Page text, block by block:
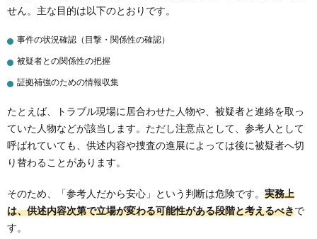
せん。主な目的は以下のとおりです。
事件の状況確認（目撃・関係性の確認）
被疑者との関係性の把握
証拠補強のための情報収集
たとえば、トラブル現場に居合わせた人物や、被疑者と連絡を取っ
ていた人物などが該当します。ただし注意点として、参考人として
呼ばれていても、供述内容や捜査の進展によっては後に被疑者へ切
り替わることがあります。
そのため、「参考人だから安心」という判断は危険です。 実務上
は、供述内容次第で立場が変わる可能性がある段階と考えるべきで
す。